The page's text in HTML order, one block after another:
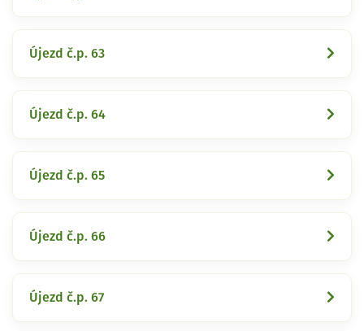
Újezd č.p. 63
Újezd č.p. 64
Újezd č.p. 65
Újezd č.p. 66
Újezd č.p. 67